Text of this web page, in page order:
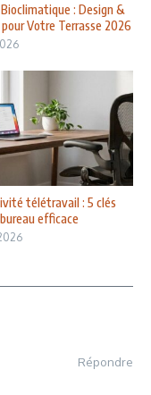
: Design &
Votre Terrasse 2026
télétravail : 5 clés
efficace
Répondre